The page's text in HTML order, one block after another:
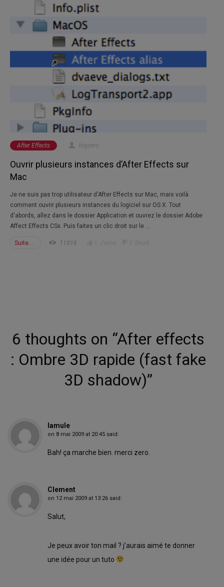
After Effects bigzero
Ouvrir plusieurs instances d’After Effects sur
Mac
Je ne suis pas trop utilisateur d'After Effects sur Mac, mais voilà
comment ouvrir plusieurs instances du logiciel sur OS X. Tout
d'abords, allez dans le dossier Application et ouvrez le dossier Adobe
Affect Effects CSx. Puis faites un clic droit sur le ...
Suite... 11016
6 thoughts on “After effects
: Ombre 3D rapide (fast fake
3D shadow)”
lamule
on 8 mai 2009 at 20:45 said:
Bah! ça marche bien. merci zero.
Clement
on 12 mai 2009 at 13:26 said:
Salut,
Je peux avoir ton mail ? j’aurais aimé te donner
une idée pour un tuto